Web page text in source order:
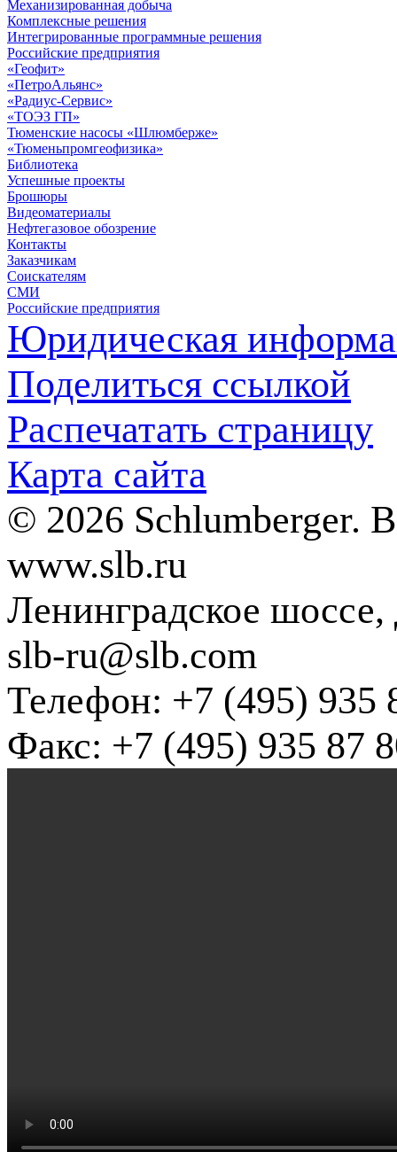
Механизированная добыча
Комплексные решения
Интегрированные программные решения
Российские предприятия
«Геофит»
«ПетроАльянс»
«Радиус-Сервис»
«ТОЭЗ ГП»
Тюменские насосы «Шлюмберже»
«Тюменьпромгеофизика»
Библиотека
Успешные проекты
Брошюры
Видеоматериалы
Нефтегазовое обозрение
Контакты
Заказчикам
Соискателям
СМИ
Российские предприятия
Юридическая
Поделиться ссылкой
Распечатать страницу
Карта сайта
© 2026 Schlumberger.
www.slb.ru
Ленинградское
slb-ru@slb.com
Телефон: +7 (495) 935
Факс: +7 (495) 935 87